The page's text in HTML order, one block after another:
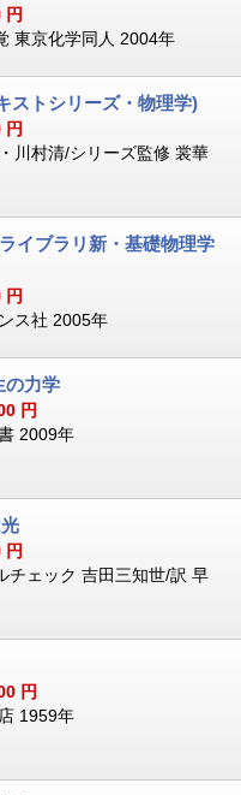
円
東京化学同人 2004年
ストシリーズ・物理学)
円
川村清/シリーズ監修 裳華
イブラリ新・基礎物理学
円
ス社 2005年
の力学
円
2009年
円
チェック 吉田三知世/訳 早
円
1959年